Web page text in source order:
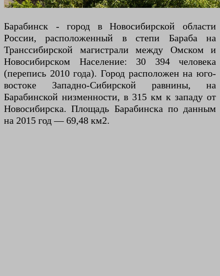
Барабинск - город в Новосибирской области
России, расположенный в степи Бараба на
Транссибирской магистрали между Омском и
Новосибирском Население: 30 394 человека
(перепись 2010 года). Город расположен на юго-
востоке Западно-Сибирской равнины, на
Барабинской низменности, в 315 км к западу от
Новосибирска. Площадь Барабинска по данным
на 2015 год — 69,48 км2.